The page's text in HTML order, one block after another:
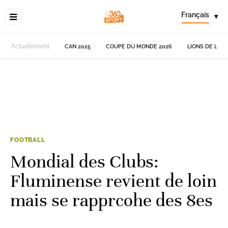
Français ▾
Actuellement CAN 2025 COUPE DU MONDE 2026 LIONS DE
FOOTBALL
Mondial des Clubs:
Fluminense revient de loin
mais se rapprcohe des 8es